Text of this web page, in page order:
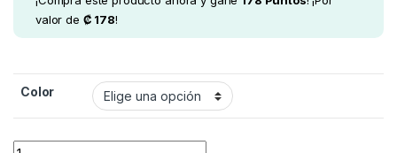
valor de ₡ 178!
Color
QiYi Pyraminx quantity